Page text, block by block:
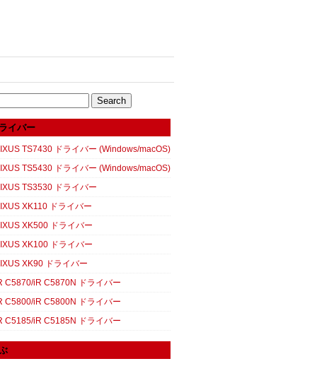
イバー
TS7430 ドライバー (Windows/macOS)
TS5430 ドライバー (Windows/macOS)
TS3530 ドライバー
XK110 ドライバー
XK500 ドライバー
XK100 ドライバー
XK90 ドライバー
C5870/iR C5870N ドライバー
C5800/iR C5800N ドライバー
C5185/iR C5185N ドライバー